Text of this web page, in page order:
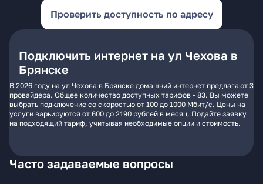
Проверить доступность по адресу
Подключить интернет на ул Чехова в
Брянске
В 2026 году на ул Чехова в Брянске домашний интернет предлагают 3
провайдера. Общее количество доступных тарифов - 83. Вы можете
выбрать подключение со скоростью от 100 до 1000 Мбит/с. Цены на
услуги варьируются от 600 до 2190 рублей в месяц. Подайте заявку
на подходящий тариф, учитывая необходимые опции и стоимость.
Часто задаваемые вопросы